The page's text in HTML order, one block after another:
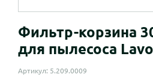
Фильтр-корзина
для пылесоса
Артикул: 5.209.0009